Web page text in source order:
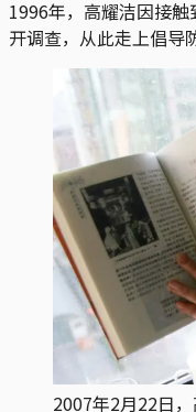
1996年，高耀洁因接
开调查，从此走上倡导
2007年2月22日